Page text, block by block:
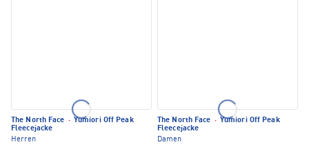
The North Face · Yumiori Off Peak
Fleecejacke
Herren
The North Face · Yumiori Off Peak
Fleecejacke
Damen